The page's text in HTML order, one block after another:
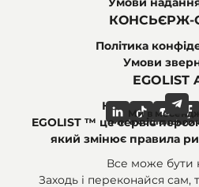
КОНСЬЄРЖ-
Політика
Умови
EGOLIST
Ми в
Ми в
EGOLIST ™ це сервіс
який змінює правила
Все може бути
Заходь і переконайся сам,